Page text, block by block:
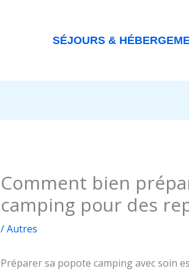
SÉJOURS &
Comment bien
camping pour des
/Autres
Préparer sa popote camping avec soin